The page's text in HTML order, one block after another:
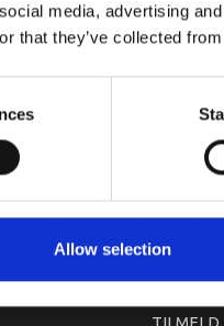
media, advertising
that they’ve collected
Allow selection
i enkelte tilfælde være
TILMELD